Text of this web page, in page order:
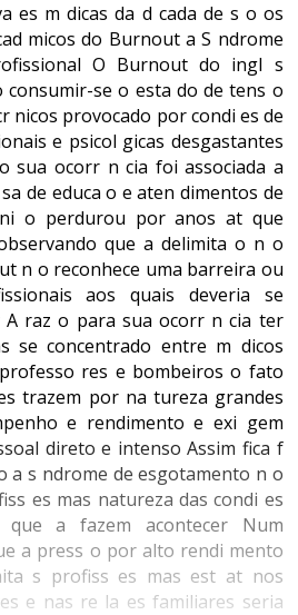
es m dicas da d cada de s o os
micos do Burnout a S ndrome
O Burnout do ingl s
se o esta do de tens o
nicos provocado por condi es de
e psicol gicas desgastantes
sua ocorr n cia foi associada a
de educa o e aten dimentos de
o perdurou por anos at que
que a delimita o n o
n o reconhece uma barreira ou
aos quais deveria se
raz o para sua ocorr n cia ter
se concentrado entre m dicos
res e bombeiros o fato
trazem por na tureza grandes
e rendimento e exi gem
direto e intenso Assim fica f
a s ndrome de esgotamento n o
es mas natureza das condi es
a fazem acontecer Num
a press o por alto rendi mento
s profiss es mas est at nos
e nas re la es familiares seria